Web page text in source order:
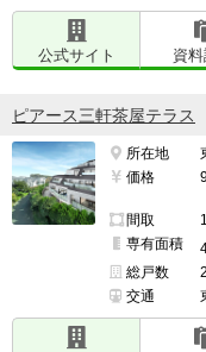
公式サイト 資
ピアース三軒茶屋テラス
所在地
価格
間取
専有面積
総戸数
交通